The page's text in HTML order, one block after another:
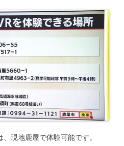
現地鹿屋で体験可能です。